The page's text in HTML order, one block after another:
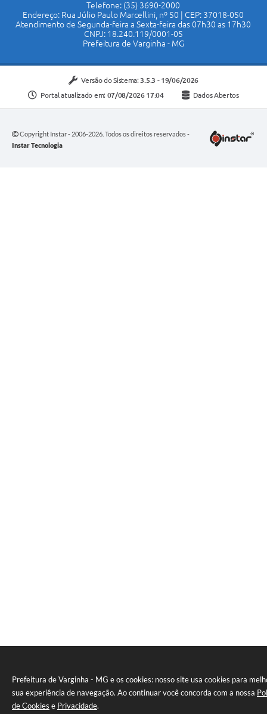
Prefeitura de Varginha - MG e os cookies: nosso site usa cookies para
sua experiência de navegação. Ao continuar você concorda com a nossa
de Cookies e Privacidade.
Telefone: (35) 3690-2000
Endereço: Rua Júlio Paulo Marcellini, nº 50 | CEP: 37018-050
Atendimento de Segunda-feira a Sexta-feira das 07h30 as 17h30
CNPJ: 18.240.119/0001-05
Prefeitura de Varginha - MG
Versão do Sistema: 3.5.3 - 19/06/2026
Portal atualizado em: 07/08/2026 17:04 Dados Abertos
Copyright Instar - 2006-2026. Todos os direitos reservados -
Instar Tecnologia